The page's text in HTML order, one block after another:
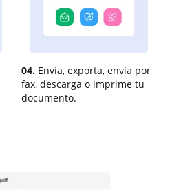
04. Envía, exporta, envía por
fax, descarga o imprime tu
documento.